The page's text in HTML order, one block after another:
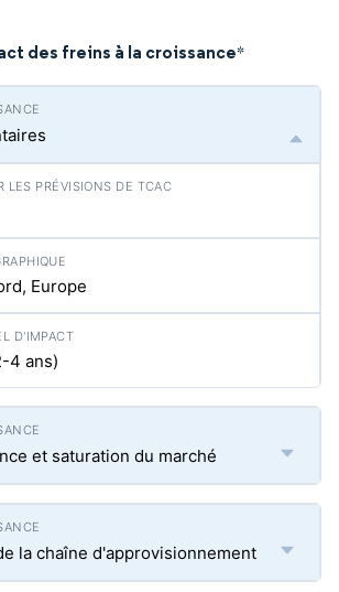
des freins à la croissance*
Europe
4 ans)
et saturation du marché
la chaîne d'approvisionnement